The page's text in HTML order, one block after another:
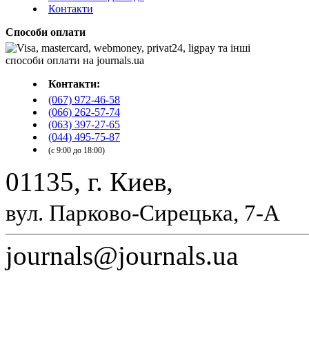
Контакти
Способи оплати
Контакти:
(067) 972-46-58
(066) 262-57-74
(063) 397-27-65
(044) 495-75-87
(с 9:00 до 18:00)
01135, г. Киев,
вул. Парково-Сирецька, 7-А
journals@journals.ua